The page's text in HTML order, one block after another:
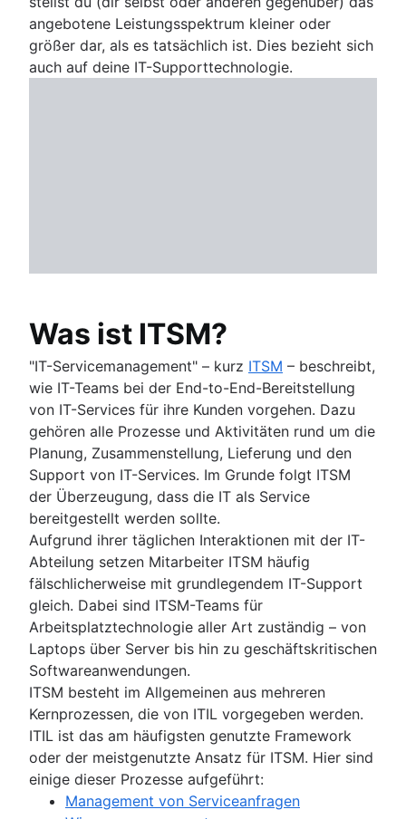
Compliance Management Software
Compliance Management Software
HR-Servicecenter
HR-Fallmanagement
Änderungsmanagementtools
HR-Automatisierung
angebotene Leistungsspektrum kleiner oder
größer dar, als es tatsächlich ist. Dies bezieht sich
auch auf deine IT-Supporttechnologie.
Was ist ITSM?
"IT-Servicemanagement" – kurz ITSM – beschreibt,
wie IT-Teams bei der End-to-End-Bereitstellung
von IT-Services für ihre Kunden vorgehen. Dazu
gehören alle Prozesse und Aktivitäten rund um die
Planung, Zusammenstellung, Lieferung und den
Support von IT-Services. Im Grunde folgt ITSM
der Überzeugung, dass die IT als Service
bereitgestellt werden sollte.
Aufgrund ihrer täglichen Interaktionen mit der IT-
Abteilung setzen Mitarbeiter ITSM häufig
fälschlicherweise mit grundlegendem IT-Support
gleich. Dabei sind ITSM-Teams für
Arbeitsplatztechnologie aller Art zuständig – von
Laptops über Server bis hin zu geschäftskritischen
Softwareanwendungen.
ITSM besteht im Allgemeinen aus mehreren
Kernprozessen, die von ITIL vorgegeben werden.
ITIL ist das am häufigsten genutzte Framework
oder der meistgenutzte Ansatz für ITSM. Hier sind
einige dieser Prozesse aufgeführt:
Management von Serviceanfragen